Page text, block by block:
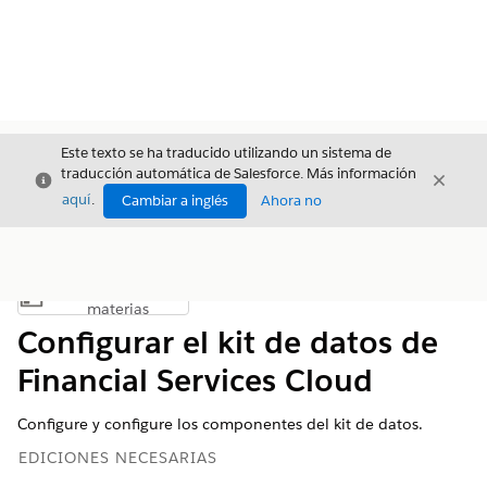
Cerrar
Este texto se ha traducido utilizando un sistema de
traducción automática de Salesforce. Más información
aquí. Cambiar a inglés Ahora no
Cerrar
Mostrar índice de materias
materias
Configurar el kit de datos de
Financial Services Cloud
Configure y configure los componentes del kit de datos.
EDICIONES NECESARIAS